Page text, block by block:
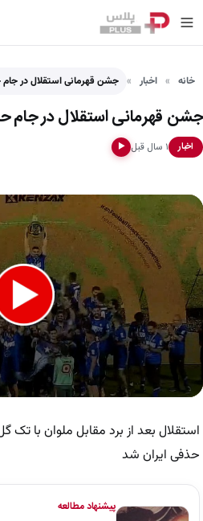
خانه اخبار جشن قهرمانی استقلال در جام
جشن قهرمانی استقلال در جام
اخبار ۱ سال قبل ▶
حذفی ایران شد
پیشنهاد مطالعه